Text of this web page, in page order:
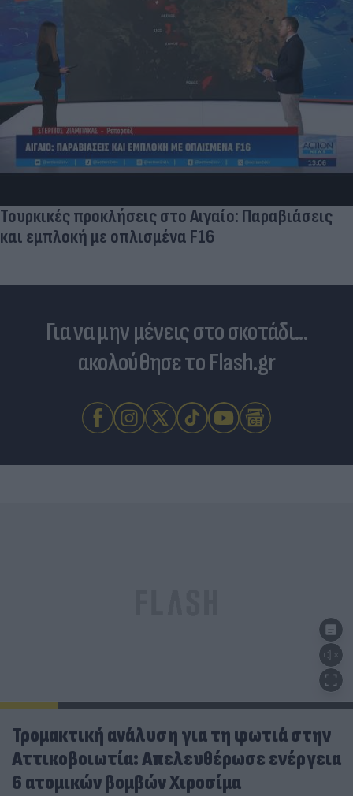
Τουρκικές προκλήσεις στο Αιγαίο: Παραβιάσεις
και εμπλοκή με οπλισμένα F16
Για να μην μένεις στο σκοτάδι...
ακολούθησε το Flash.gr
Τρομακτική ανάλυση για τη φωτιά στην
Αττικοβοιωτία: Απελευθέρωσε ενέργεια
6 ατομικών βομβών Χιροσίμα